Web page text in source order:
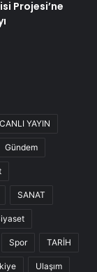
Projesi’ne
CANLI YAYIN
Gündem
SANAT
Spor TARİH
Ulaşım